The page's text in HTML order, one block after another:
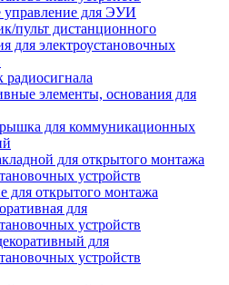
управление для ЭУИ
пульт дистанционного
для электроустановочных
элементы, основания для
для коммуникационных
для открытого монтажа
устройств
для открытого монтажа
для
устройств
для
устройств